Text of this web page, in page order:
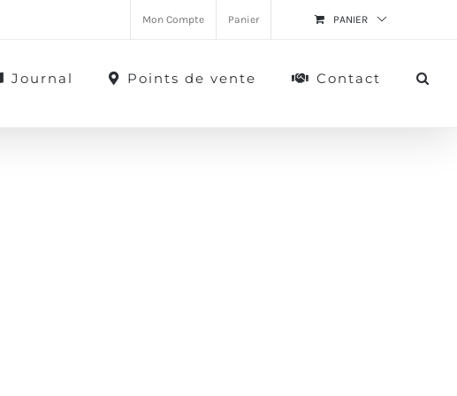
Mon Compte Panier PANIER
Journal Points de vente Contact